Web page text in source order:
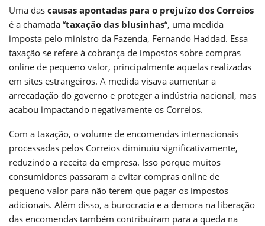
Uma das causas apontadas para o prejuízo dos Correios
é a chamada “taxação das blusinhas“, uma medida
imposta pelo ministro da Fazenda, Fernando Haddad. Essa
taxação se refere à cobrança de impostos sobre compras
online de pequeno valor, principalmente aquelas realizadas
em sites estrangeiros. A medida visava aumentar a
arrecadação do governo e proteger a indústria nacional, mas
acabou impactando negativamente os Correios.
Com a taxação, o volume de encomendas internacionais
processadas pelos Correios diminuiu significativamente,
reduzindo a receita da empresa. Isso porque muitos
consumidores passaram a evitar compras online de
pequeno valor para não terem que pagar os impostos
adicionais. Além disso, a burocracia e a demora na liberação
das encomendas também contribuíram para a queda na